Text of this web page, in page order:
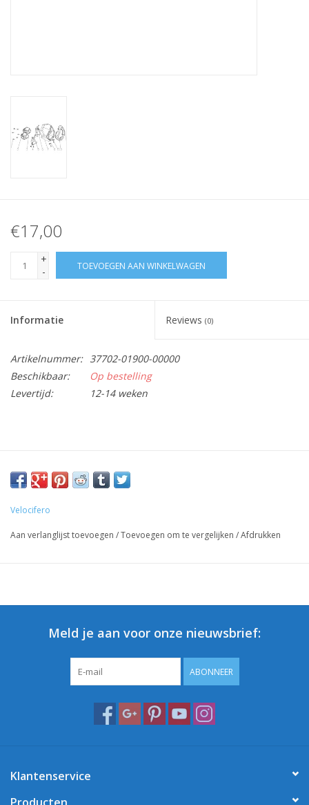
€17,00
+
-
TOEVOEGEN AAN WINKELWAGEN
Informatie Reviews (0)
Artikelnummer: 37702-01900-00000
Beschikbaar:
Op bestelling
Levertijd:
12-14 weken
Velocifero
Aan verlanglijst toevoegen /Toevoegen om te vergelijken /Afdrukken
Meld je aan voor onze nieuwsbrief:
ABONNEER
Klantenservice